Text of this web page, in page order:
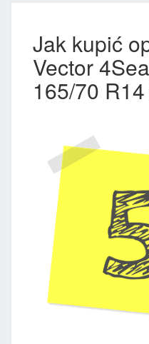
Jak kupić
Vector
165/70